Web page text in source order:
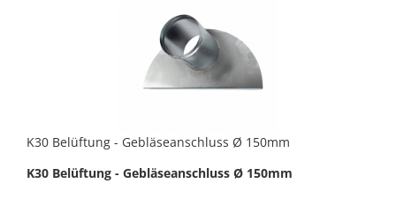
K30 Belüftung - Gebläseanschluss Ø 150mm
K30 Belüftung - Gebläseanschluss Ø 150mm